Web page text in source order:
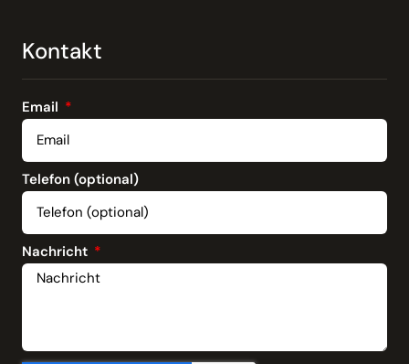
Kontakt
Email
Telefon (optional)
Nachricht